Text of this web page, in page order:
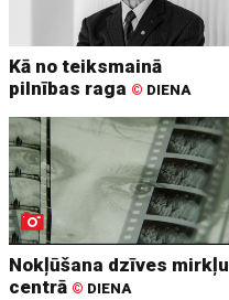
Kā no teiksmainā
pilnības raga © DIENA
Nokļūšana dzīves mirkļu
centrā © DIENA